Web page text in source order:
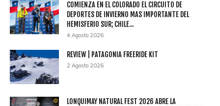
COMIENZA EN EL COLORADO EL CIRCUITO DE
DEPORTES DE INVIERNO MAS IMPORTANTE DEL
HEMISFERIO SUR; CHILE...
4 Agosto 2026
REVIEW | PATAGONIA FREERIDE KIT
2 Agosto 2026
LONQUIMAY NATURAL FEST 2026 ABRE LA